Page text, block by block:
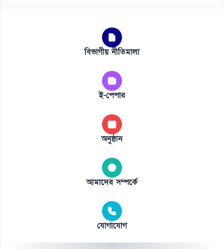
বিভাগীয় নীতিমালা
ই-পেপার
অনুষ্ঠান
আমাদের সম্পর্কে
যোগাযোগ